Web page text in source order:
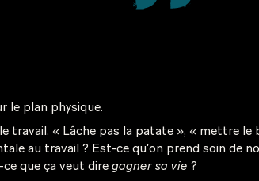
le plan physique.
travail. « Lâche pas la patate », « mettre le
au travail ? Est-ce qu’on prend soin de
que ça veut dire gagner sa vie ?